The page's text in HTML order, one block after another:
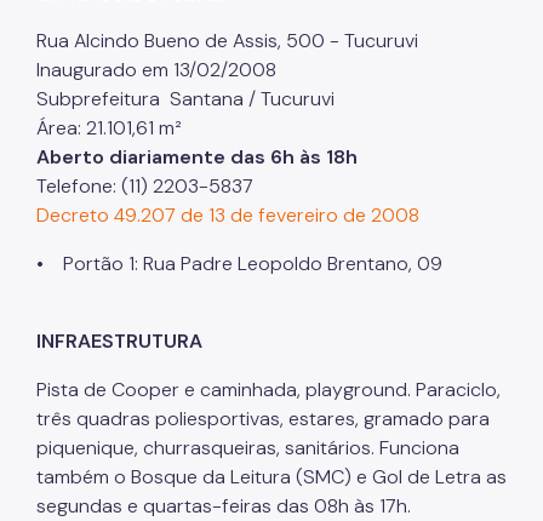
Projetos Urbanos
Informações Ambientais
Licenciamento Ambiental
Licenciamento Ambiental Industrial
Licenciamento Ambiental Não-Industrial
Heliponto
Produtos Perigosos
TCA - Termo de Compromisso Ambiental
Motogeradores
Rua Alcindo Bueno de Assis, 500 - Tucuruvi
Inaugurado em 13/02/2008
Subprefeitura Santana / Tucuruvi
Área: 21.101,61 m²
Aberto diariamente das 6h às 18h
Telefone: (11) 2203-5837
Decreto 49.207 de 13 de fevereiro de 2008
• Portão 1: Rua Padre Leopoldo Brentano, 09
INFRAESTRUTURA
Pista de Cooper e caminhada, playground. Paraciclo,
três quadras poliesportivas, estares, gramado para
piquenique, churrasqueiras, sanitários. Funciona
também o Bosque da Leitura (SMC) e Gol de Letra as
segundas e quartas-feiras das 08h às 17h.